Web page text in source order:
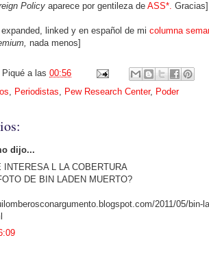
Policy aparece por gentileza de ASS*. Gracias]
linked y en español de mi columna
nada menos]
Piqué a las 00:56
, Periodistas, Pew Research Center, Poder
dijo...
INTERESA L LA COBERTURA
DE BIN LADEN MUERTO?
2011/05/bin-